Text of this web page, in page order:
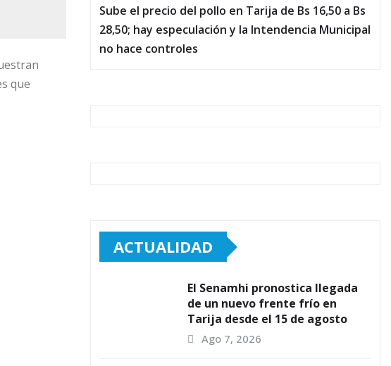
que
Sube el precio del pollo en Tarija de Bs 16,50 a Bs
28,50; hay especulación y la Intendencia Municipal
no hace controles
ACTUALIDAD
El Senamhi pronostica llegada
de un nuevo frente frío en
Tarija desde el 15 de agosto
Ago 7, 2026